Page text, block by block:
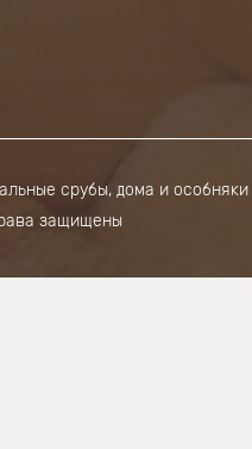
срубы, дома и особняки
защищены